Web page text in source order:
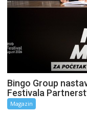
Bingo Group
Festivala
Magazin